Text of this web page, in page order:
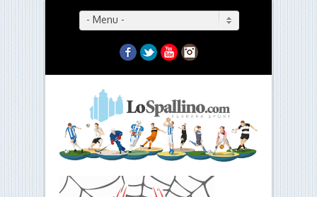
- Menu -
Facebook
TwitterYouTubeInstagram